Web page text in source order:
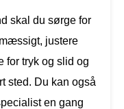
skal du sørge for
justere
for tryk og slid og
sted. Du kan også
en gang